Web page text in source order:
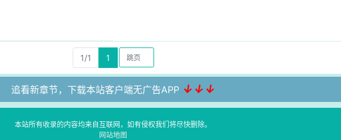
1/1 1
追看新章节，下载本站客户端无广告APP ↓↓↓
本站所有收录的内容均来自互联网，如有侵权我们将尽快删除。
网站地图